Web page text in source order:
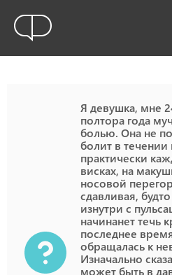
Я девушка, мне
полтора года
болью. Она не
болит в течении
практически
висках, на
носовой
сдавливая,
изнутри с
начинанет течь
последнее
обращалась к
Изначально
может быть в